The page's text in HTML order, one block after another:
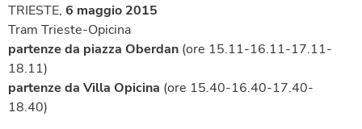
TRIESTE, 6 maggio 2015
Tram Trieste-Opicina
partenze da piazza Oberdan (ore 15.11-16.11-17.11-
18.11)
partenze da Villa Opicina (ore 15.40-16.40-17.40-
18.40)